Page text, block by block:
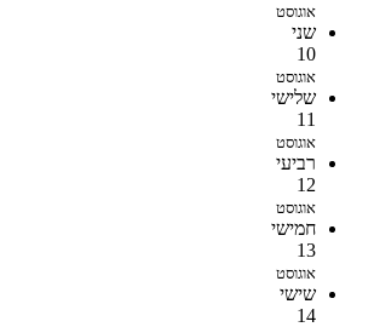
אוגוסט
שני
10
אוגוסט
שלישי
11
אוגוסט
רביעי
12
אוגוסט
חמישי
13
אוגוסט
שישי
14